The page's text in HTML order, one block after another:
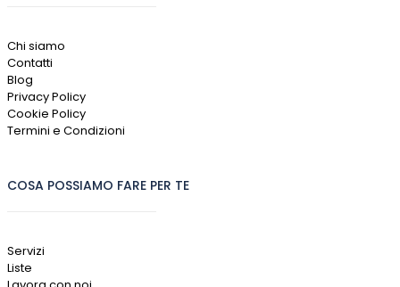
Chi siamo
Contatti
Blog
Privacy Policy
Cookie Policy
Termini e Condizioni
COSA POSSIAMO FARE PER TE
Servizi
Liste